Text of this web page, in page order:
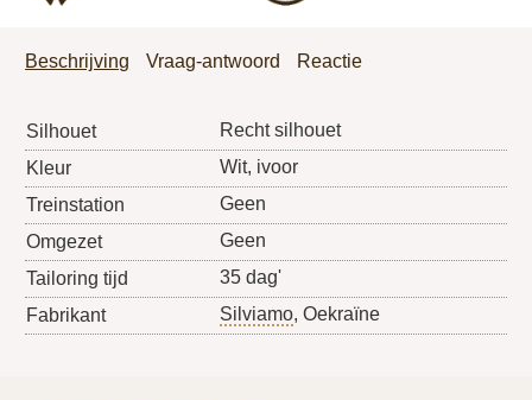
Beschrijving Vraag-antwoord Reactie
Silhouet
Recht silhouet
Kleur
Wit, ivoor
Treinstation
Geen
Omgezet
Geen
Tailoring tijd
35 dag'
Fabrikant
Silviamo, Oekraïne